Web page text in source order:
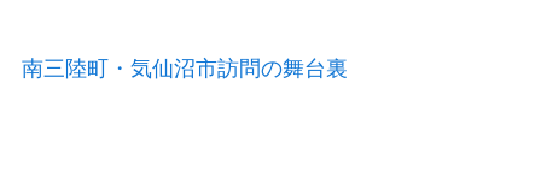
南三陸町・気仙沼市訪問の舞台裏